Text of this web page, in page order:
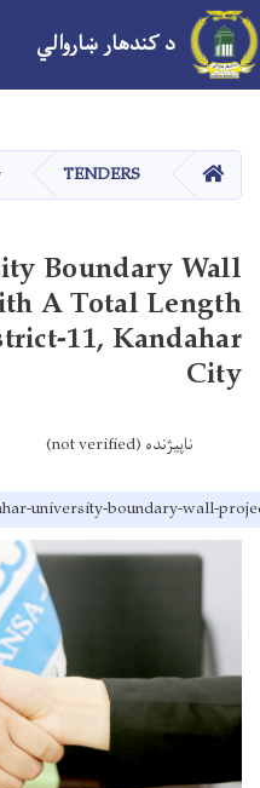
د کندهار ښاروالي
کور TENDERS
Boundary Wall
A Total Length
11, Kandahar
City
ناپیژنده (not verified)
university-boundary-wall-